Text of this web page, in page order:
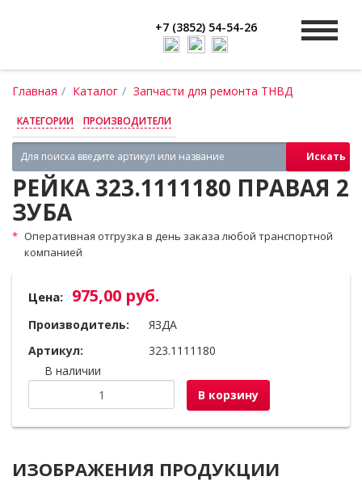
+7 (3852) 54-54-26
Главная Каталог Запчасти для ремонта ТНВД
КАТЕГОРИИ ПРОИЗВОДИТЕЛИ
Искать
РЕЙКА 323.1111180 ПРАВАЯ 2
ЗУБА
Оперативная отгрузка в день заказа любой транспортной
компанией
Цена: 975,00 руб.
Производитель:
ЯЗДА
Артикул:
323.1111180
В наличии
В корзину
ИЗОБРАЖЕНИЯ ПРОДУКЦИИ